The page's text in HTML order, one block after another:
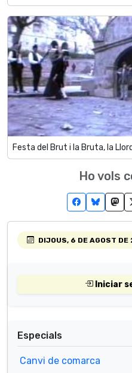
Festa del Brut i la Bruta, la
Ho vols
DIJOUS, 6 DE AGOST
Iniciar
Especials
Canvi de comarca